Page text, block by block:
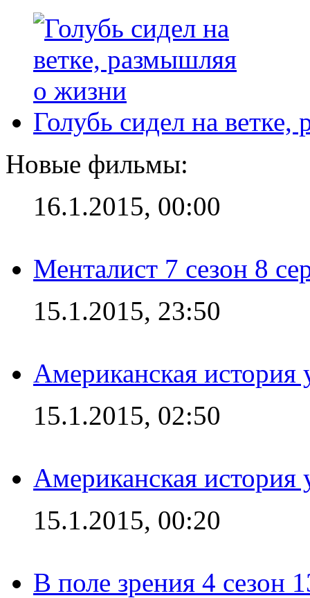
Голубь сидел на
Новые фильмы:
16.1.2015, 00:00
Менталист 7 сезон 8
15.1.2015, 23:50
Американская история
15.1.2015, 02:50
Американская история
15.1.2015, 00:20
В поле зрения 4 сезон